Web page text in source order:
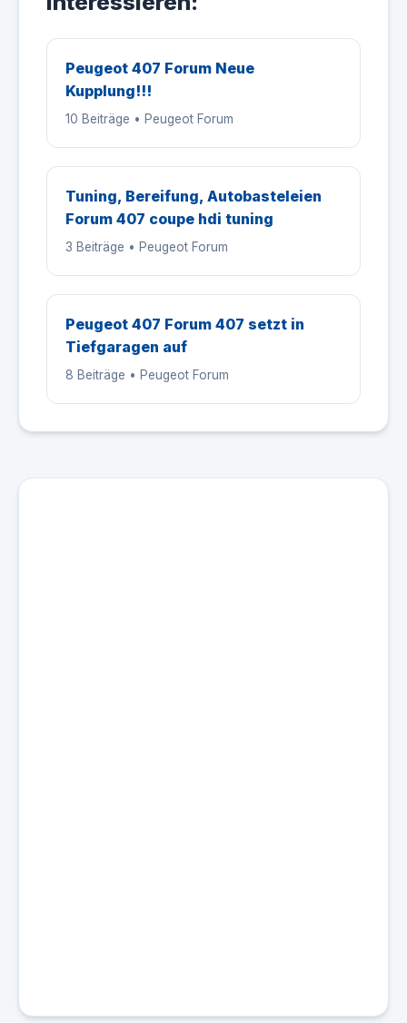
Peugeot 407 Forum Neue
Kupplung!!!
10 Beiträge • Peugeot Forum
Tuning, Bereifung, Autobasteleien
Forum 407 coupe hdi tuning
3 Beiträge • Peugeot Forum
Peugeot 407 Forum 407 setzt in
Tiefgaragen auf
8 Beiträge • Peugeot Forum